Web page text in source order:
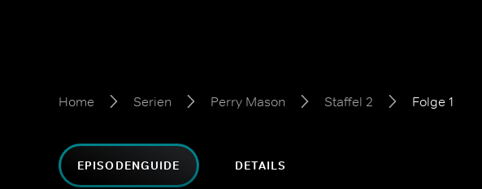
Home Serien Perry Mason Staffel 2 Folge 1
EPISODENGUIDE DETAILS